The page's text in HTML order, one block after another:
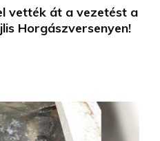
vették át a vezetést a
Horgászversenyen!